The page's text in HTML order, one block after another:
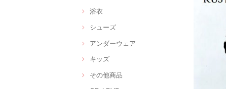
浴衣
シューズ
アンダーウェア
キッズ
その他商品